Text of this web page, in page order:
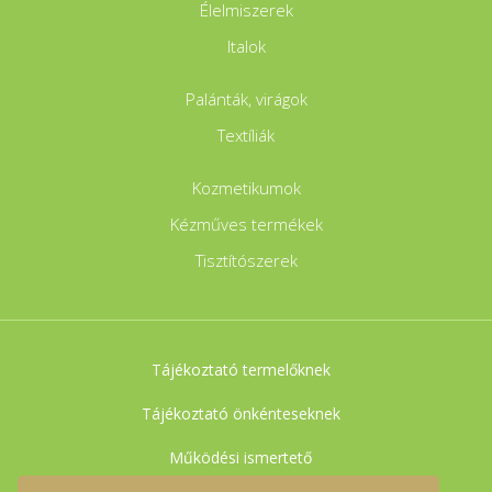
Élelmiszerek
Italok
Palánták, virágok
Textíliák
Kozmetikumok
Kézműves termékek
Tisztítószerek
Tájékoztató termelőknek
Tájékoztató önkénteseknek
Működési ismertető